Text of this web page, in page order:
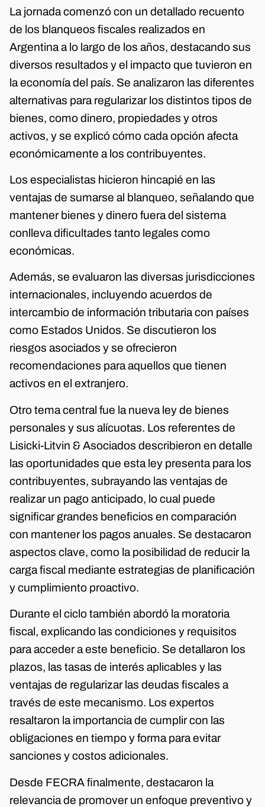
La jornada comenzó con un detallado recuento
de los blanqueos fiscales realizados en
Argentina a lo largo de los años, destacando sus
diversos resultados y el impacto que tuvieron en
la economía del país. Se analizaron las diferentes
alternativas para regularizar los distintos tipos de
bienes, como dinero, propiedades y otros
activos, y se explicó cómo cada opción afecta
económicamente a los contribuyentes.
Los especialistas hicieron hincapié en las
ventajas de sumarse al blanqueo, señalando que
mantener bienes y dinero fuera del sistema
conlleva dificultades tanto legales como
económicas.
Además, se evaluaron las diversas jurisdicciones
internacionales, incluyendo acuerdos de
intercambio de información tributaria con países
como Estados Unidos. Se discutieron los
riesgos asociados y se ofrecieron
recomendaciones para aquellos que tienen
activos en el extranjero.
Otro tema central fue la nueva ley de bienes
personales y sus alícuotas. Los referentes de
Lisicki-Litvin & Asociados describieron en detalle
las oportunidades que esta ley presenta para los
contribuyentes, subrayando las ventajas de
realizar un pago anticipado, lo cual puede
significar grandes beneficios en comparación
con mantener los pagos anuales. Se destacaron
aspectos clave, como la posibilidad de reducir la
carga fiscal mediante estrategias de planificación
y cumplimiento proactivo.
Durante el ciclo también abordó la moratoria
fiscal, explicando las condiciones y requisitos
para acceder a este beneficio. Se detallaron los
plazos, las tasas de interés aplicables y las
ventajas de regularizar las deudas fiscales a
través de este mecanismo. Los expertos
resaltaron la importancia de cumplir con las
obligaciones en tiempo y forma para evitar
sanciones y costos adicionales.
Desde FECRA finalmente, destacaron la
relevancia de promover un enfoque preventivo y